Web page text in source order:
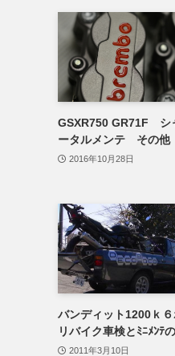
GSXR750 GR71F シ
ータルメンテ その他
2016年10月28日
バンディット1200ｋ
リバイク車検とﾐﾆﾒﾝﾃ
2011年3月10日